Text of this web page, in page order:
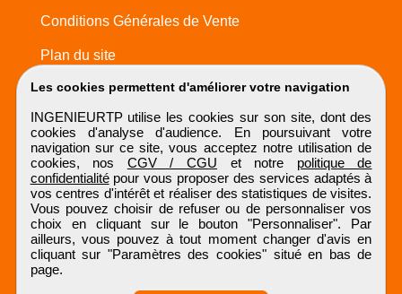
Les cookies permettent d'améliorer votre navigation
INGENIEURTP utilise les cookies sur son site, dont des
cookies d'analyse d'audience. En poursuivant votre
navigation sur ce site, vous acceptez notre utilisation de
cookies, nos CGV / CGU et notre politique de
confidentialitépour vous proposer des services adaptés à
vos centres d'intérêt et réaliser des statistiques de visites.
Vous pouvez choisir de refuser ou de personnaliser vos
choix en cliquant sur le bouton "Personnaliser". Par
ailleurs, vous pouvez à tout moment changer d'avis en
cliquant sur "Paramètres des cookies" situé en bas de
page.
Conditions Générales de Vente
Plan du site